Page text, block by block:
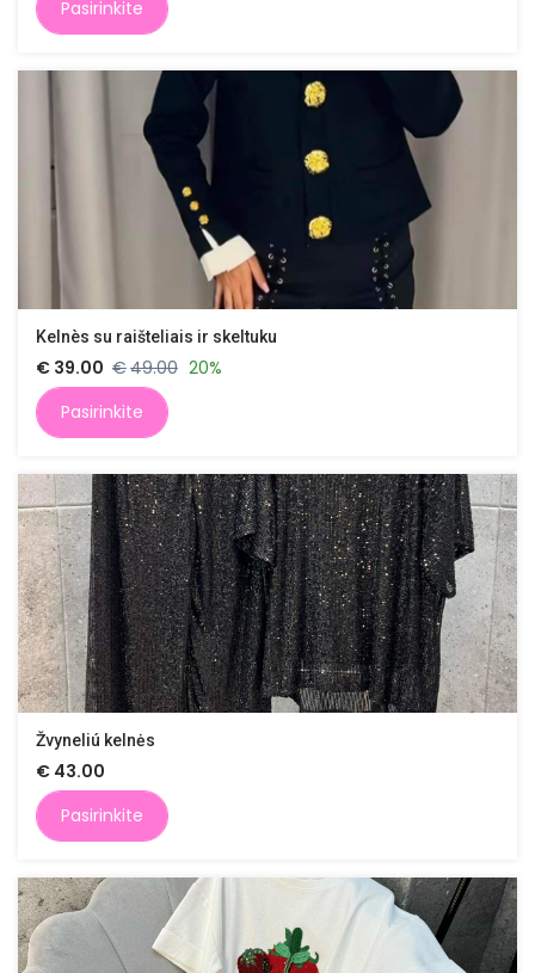
Pasirinkite
Kelnès su raišteliais ir skeltuku
€ 39.00 €49.00 20%
Pasirinkite
Žvyneliú kelnės
€ 43.00
Pasirinkite